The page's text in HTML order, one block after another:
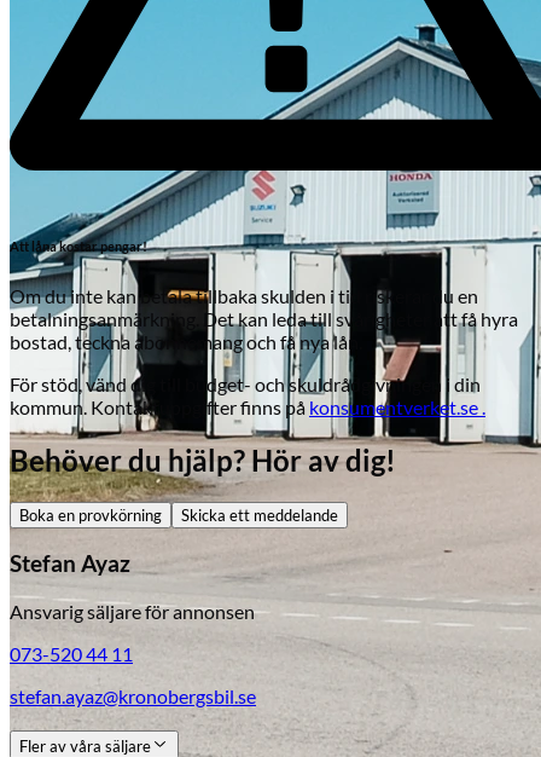
Skadeverkstad
Att låna kostar pengar!
Om du inte kan betala tillbaka skulden i tid riskerar du en
betalningsanmärkning. Det kan leda till svårigheter att få hyra
bostad, teckna abonnemang och få nya lån.
För stöd, vänd dig till budget- och skuldrådgivningen i din
kommun. Kontaktuppgifter finns på konsumentverket.se .
Behöver du hjälp? Hör av dig!
Boka en provkörning Skicka ett meddelande
Stefan Ayaz
Ansvarig säljare för annonsen
073-520 44 11
stefan.ayaz@kronobergsbil.se
Fler av våra säljare